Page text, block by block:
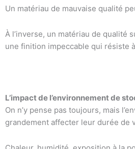
Un matériau de mauvaise qualité
À l’inverse, un matériau de qualité
une finition impeccable qui résiste
L’impact de l’environnement de
On n’y pense pas toujours, mais
grandement affecter leur durée de